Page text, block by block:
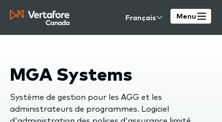
Select
language
Menu
MGA Systems
Système de gestion pour les AGG et les
administrateurs de programmes. Logiciel